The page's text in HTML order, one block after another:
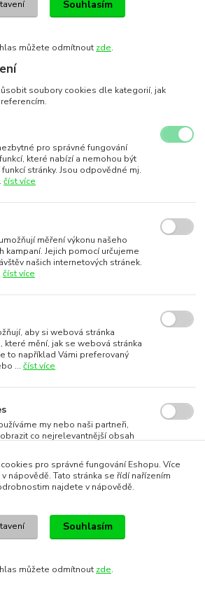
Souhlasím
můžete odmítnout zde.
soubory cookies dle kategorií, jak
pro správné fungování
které nabízí a nemohou být
stránky. Jsou odpovědné mj.
číst více
měření výkonu našeho
kampaní. Jejich pomocí určujeme
našich internetových stránek.
číst více
aby si webová stránka
které mění, jak se webová stránka
to například Vámi preferovaný
...číst více
my nebo naši partneři,
co nejrelevantnější obsah
více
využitím vybraných souborů cookies
pro správné fungování Eshopu. Více
nápovědě. Tato stránka se řídí nařízením
najdete v nápovědě.
Souhlasím
můžete odmítnout zde.